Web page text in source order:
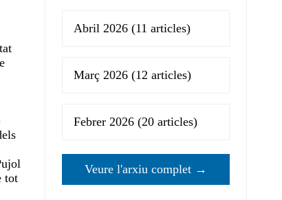
tot
Abril 2026 (11 articles)
Març 2026 (12 articles)
Febrer 2026 (20 articles)
Veure l'arxiu complet →